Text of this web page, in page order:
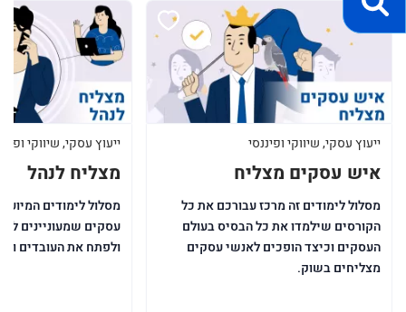
ייעוץ עסקי, שיווקי ופיננסי
איש עסקים מצליח
מסלול לימודים זה מרכז עבורכם את כל
הקורסים שילמדו את כל הבסיס בעולם
העסקים וכיצד הופכים לאנשי עסקים
מצליחים בשוק.
ייעוץ עסקי, שיווקי
מצליח לנהל
מסלול לימודים
עסקים שמעוניינים
ולפתח את העובדים